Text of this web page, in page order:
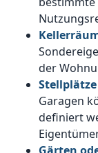
der
Garagen
definiert